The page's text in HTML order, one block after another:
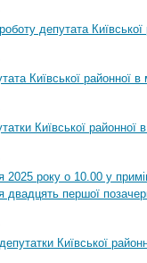
депутата
Київської
Київської
2025 року о 10.00 у
двадцять першої
Київської